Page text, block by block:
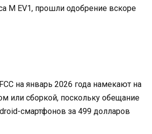
M EV1, прошли одобрение вскоре
на январь 2026 года намекают на
или сборкой, поскольку обещание
смартфонов за 499 долларов